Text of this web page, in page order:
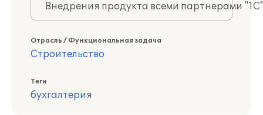
Внедрения продукта всеми партнерами
Отрасль / Функциональная задача
Строительство
Теги
бухгалтерия